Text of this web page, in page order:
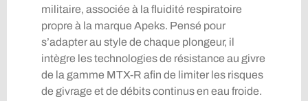
militaire, associée à la fluidité respiratoire
propre à la marque Apeks. Pensé pour
s’adapter au style de chaque plongeur, il
intègre les technologies de résistance au givre
de la gamme MTX-R afin de limiter les risques
de givrage et de débits continus en eau froide.